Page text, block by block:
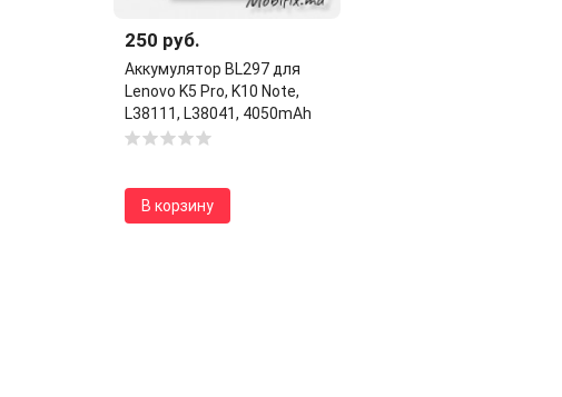
250 руб.
Аккумулятор BL297 для
Lenovo K5 Pro, K10 Note,
L38111, L38041, 4050mAh
В корзину